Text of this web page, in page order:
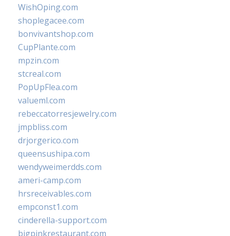
WishOping.com
shoplegacee.com
bonvivantshop.com
CupPlante.com
mpzin.com
stcreal.com
PopUpFlea.com
valueml.com
rebeccatorresjewelry.com
jmpbliss.com
drjorgerico.com
queensushipa.com
wendyweimerdds.com
ameri-camp.com
hrsreceivables.com
empconst1.com
cinderella-support.com
bigpinkrestaurant.com